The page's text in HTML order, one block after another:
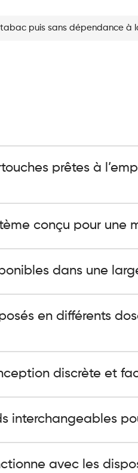
puis sans dépendance à
prêtes à
conçu pour une
dans une
en différents
discrète et
interchangeables
avec les